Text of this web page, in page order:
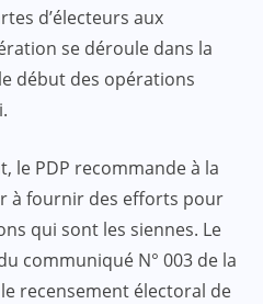
d’électeurs aux
se déroule dans la
début des opérations
le PDP recommande à la
à fournir des efforts pour
qui sont les siennes. Le
communiqué N° 003 de la
recensement électoral de